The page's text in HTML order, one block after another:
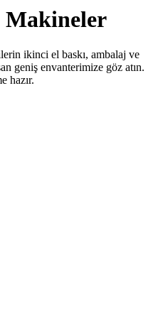
ikinci el baskı, ambalaj ve
geniş envanterimize göz atın.
hazır.